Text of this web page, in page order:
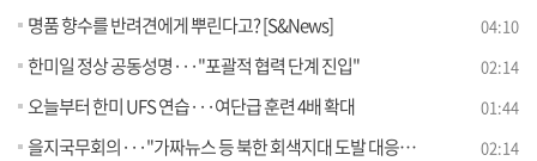
명품 향수를 반려견에게 뿌린다고? [S&News] 04:10
한미일 정상 공동성명···"포괄적 협력 단계 진입" 02:14
오늘부터 한미 UFS 연습···여단급 훈련 4배 확대 01:44
을지국무회의···"가짜뉴스 등 북한 회색지대 도발 대응 강화" 02:14